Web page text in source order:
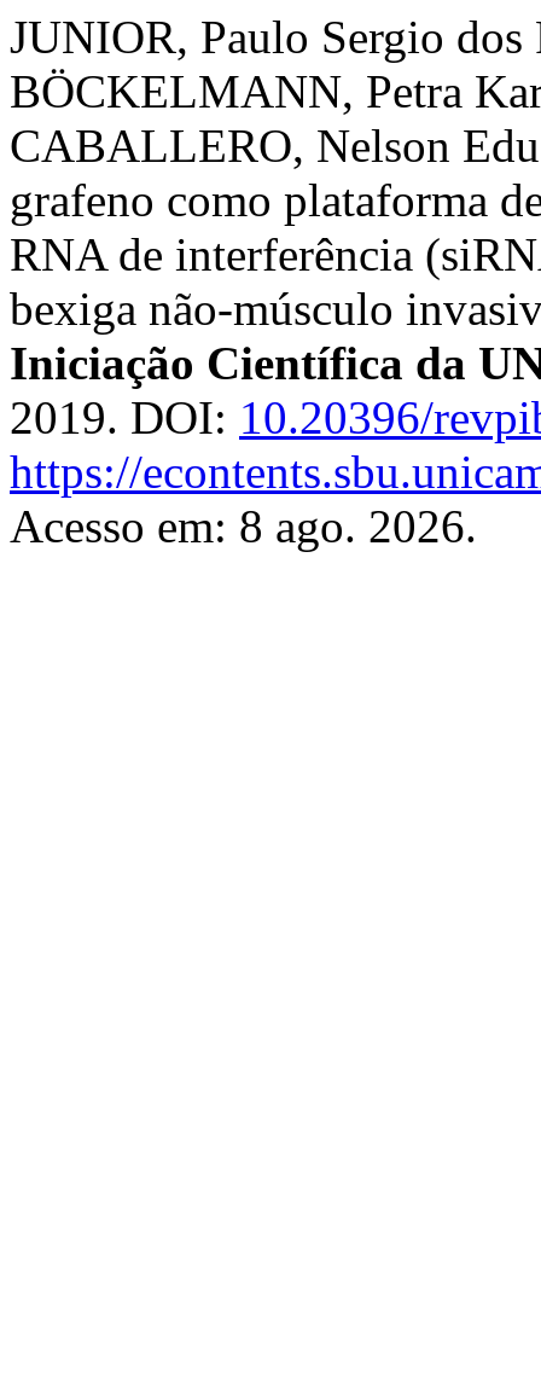
JUNIOR, Paulo Sergio dos
BÖCKELMANN, Petra
CABALLERO, Nelson
grafeno como plataforma
RNA de interferência
bexiga não-músculo
Iniciação Científica da
2019. DOI: 10.20396/
https://
Acesso em: 8 ago. 2026.